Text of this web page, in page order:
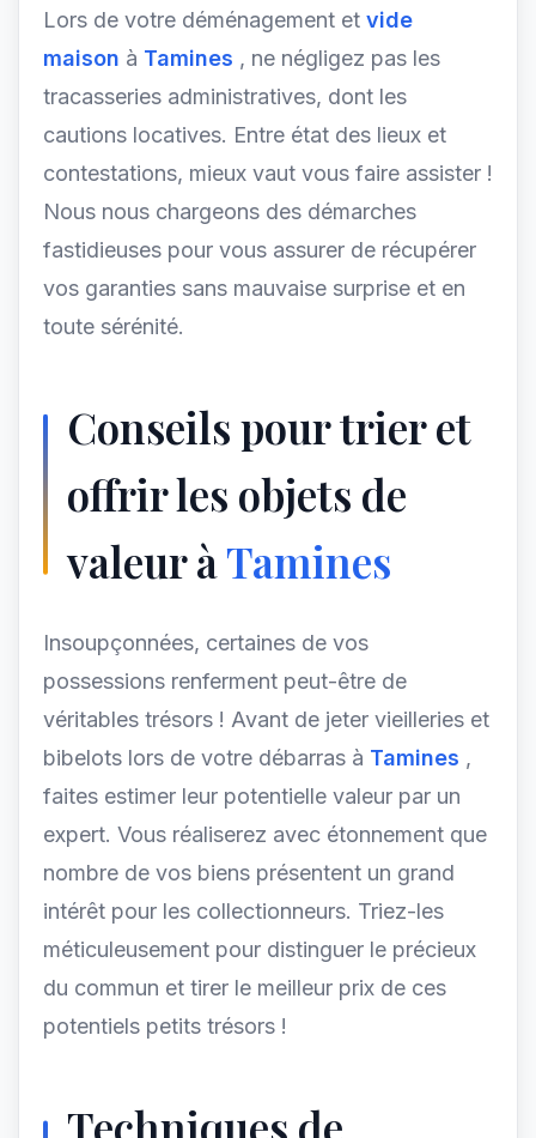
Lors de votre déménagement et vide
maison à Tamines , ne négligez pas les
tracasseries administratives, dont les
cautions locatives. Entre état des lieux et
contestations, mieux vaut vous faire assister !
Nous nous chargeons des démarches
fastidieuses pour vous assurer de récupérer
vos garanties sans mauvaise surprise et en
toute sérénité.
Conseils pour trier et
offrir les objets de
valeur àTamines
Insoupçonnées, certaines de vos
possessions renferment peut-être de
véritables trésors ! Avant de jeter vieilleries et
bibelots lors de votre débarras à Tamines ,
faites estimer leur potentielle valeur par un
expert. Vous réaliserez avec étonnement que
nombre de vos biens présentent un grand
intérêt pour les collectionneurs. Triez-les
méticuleusement pour distinguer le précieux
du commun et tirer le meilleur prix de ces
potentiels petits trésors !
Techniques de